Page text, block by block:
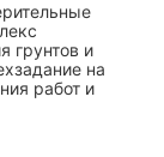
грунтов и
на
работ и